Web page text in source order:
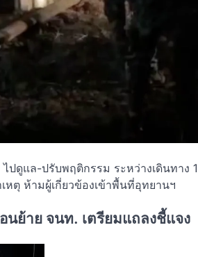
ปดูแล-ปรับพฤติกรรม ระหว่างเดินทาง
หตุ ห้ามผู้เกี่ยวข้องเข้าพื้นที่อุทยานฯ
ย้าย จนท. เตรียมแถลงชี้แจง